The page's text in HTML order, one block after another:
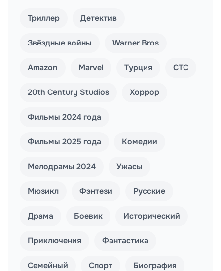
Триллер Детектив
Звёздные войны Warner Bros
Amazon Marvel Турция СТС
20th Century Studios Хоррор
Фильмы 2024 года
Фильмы 2025 года Комедии
Мелодрамы 2024 Ужасы
Мюзикл Фэнтези Русские
Драма Боевик Исторический
Приключения Фантастика
Семейный Спорт Биография